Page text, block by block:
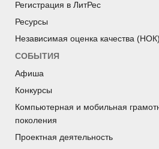
Регистрация в ЛитРес
Ресурсы
Независимая оценка качества (НОК)
СОБЫТИЯ
Афиша
Конкурсы
Компьютерная и мобильная
поколения
Проектная деятельность